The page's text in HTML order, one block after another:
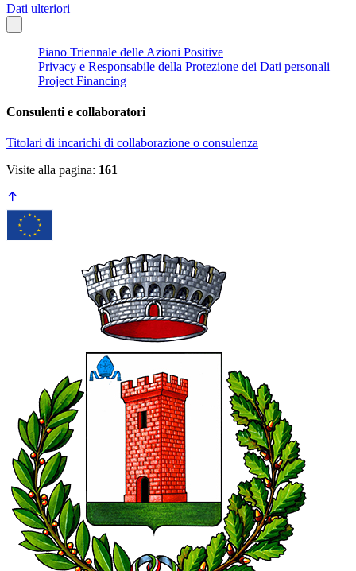
Dati ulteriori
Piano Triennale delle Azioni Positive
Privacy e Responsabile della Protezione dei Dati personali
Project Financing
Consulenti e collaboratori
Titolari di incarichi di collaborazione o consulenza
Visite alla pagina: 161